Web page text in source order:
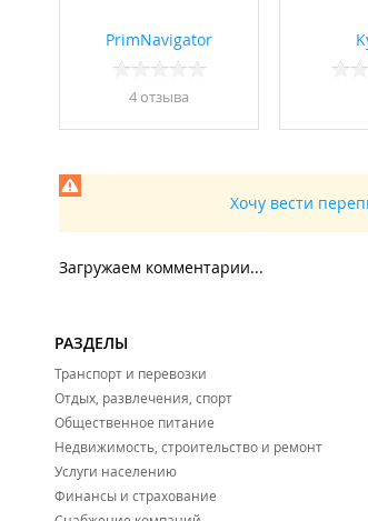
PrimNavigator
4 отзывa
Хочу вести
Загружаем комментарии...
РАЗДЕЛЫ
Транспорт и перевозки
Отдых, развлечения, спорт
Общественное питание
Недвижимость, строительство и ремонт
Услуги населению
Финансы и страхование